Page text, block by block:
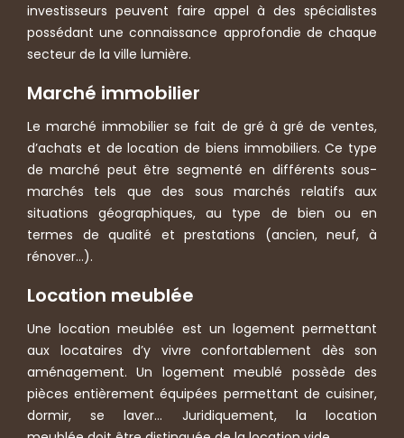
investisseurs peuvent faire appel à des spécialistes
possédant une connaissance approfondie de chaque
secteur de la ville lumière.
Marché immobilier
Le marché immobilier se fait de gré à gré de ventes,
d’achats et de location de biens immobiliers. Ce type
de marché peut être segmenté en différents sous-
marchés tels que des sous marchés relatifs aux
situations géographiques, au type de bien ou en
termes de qualité et prestations (ancien, neuf, à
rénover…).
Location meublée
Une location meublée est un logement permettant
aux locataires d’y vivre confortablement dès son
aménagement. Un logement meublé possède des
pièces entièrement équipées permettant de cuisiner,
dormir, se laver… Juridiquement, la location